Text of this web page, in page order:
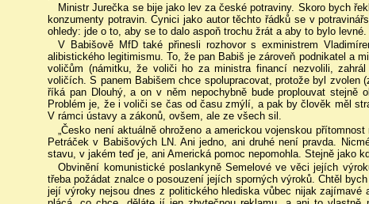
Ministr Jurečka se bije jako lev za české potraviny. Skoro bych
konzumenty potravin. Cynici jako autor těchto řádků se v
ohledy: jde o to, aby se to dalo aspoň trochu žrát a aby to bylo
V Babišově MfD také přinesli rozhovor s exministrem
alibistického legitimismu. To, že pan Babiš je zároveň podnikatel a
voličům (námitku, že voliči ho za ministra financí nezvolili,
voličích. S panem Babišem chce spolupracovat, protože byl zvolen
říká pan Dlouhý, a on v něm nepochybně bude proplouvat stejně
Problém je, že i voliči se čas od času zmýlí, a pak by člověk měl
V rámci ústavy a zákonů, ovšem, ale ze všech sil.
„Česko není aktuálně ohroženo a americkou vojenskou
Petráček v Babišových LN. Ani jedno, ani druhé není pravda.
stavu, v jakém teď je, ani Americká pomoc nepomohla. Stejně jako
Obvinění komunistické poslankyně Semelové ve věci jejích
třeba požádat znalce o posouzení jejích sporných výroků. Chtěl
její výroky nejsou dnes z politického hlediska vůbec nijak